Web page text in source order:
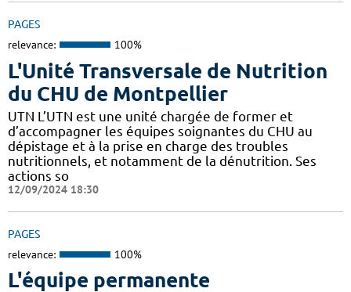
PAGES
relevance: 100%
L'Unité Transversale de Nutrition
du CHU de Montpellier
UTN L’UTN est une unité chargée de former et
d’accompagner les équipes soignantes du CHU au
dépistage et à la prise en charge des troubles
nutritionnels, et notamment de la dénutrition. Ses
actions so
12/09/2024 18:30
PAGES
relevance: 100%
L'équipe permanente